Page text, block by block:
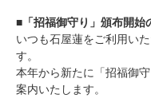
■「招福御守り」頒布開始
いつも石屋蓮をご利用い
す。
本年から新たに「招福御
案内いたします。